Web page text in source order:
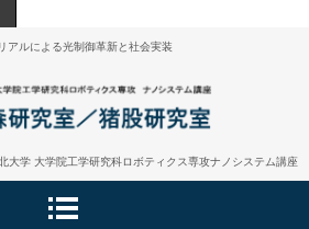
アルによる光制御革新と社会実装
大学 大学院工学研究科ロボティクス専攻ナノシステム講座